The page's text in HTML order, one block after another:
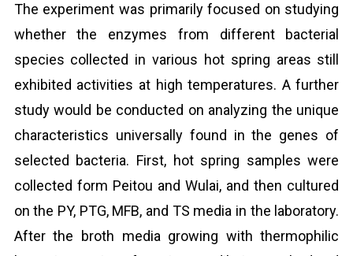
The experiment was primarily focused on studying
whether the enzymes from different bacterial
species collected in various hot spring areas still
exhibited activities at high temperatures. A further
study would be conducted on analyzing the unique
characteristics universally found in the genes of
selected bacteria. First, hot spring samples were
collected form Peitou and Wulai, and then cultured
on the PY, PTG, MFB, and TS media in the laboratory.
After the broth media growing with thermophilic